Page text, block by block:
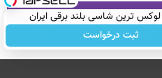
ثبت درخواست